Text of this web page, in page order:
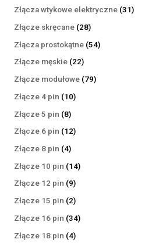
produkty
Złącza wtykowe elektryczne 3131
Złącze skręcane 2828
produktów
Złącza prostokątne 5454
Złącze męskie 2222
produkty
Złącze modułowe 7979
Złącze 4 pin 1010
Złącze 5 pin 88
produktów
Złącze 6 pin 1212
Złącze 8 pin 44
produkty
Złącze 10 pin 1414
Złącze 12 pin 99
produktów
Złącze 15 pin 22
produkty
Złącze 16 pin 3434
Złącze 18 pin 44